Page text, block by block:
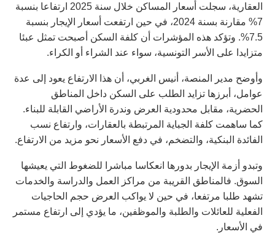
العقارية، سجلت أسعار المساكن خلال سنة 2025 ارتفاعا بنسبة
7% مقارنة بسنة 2024، في حين ارتفعت أسعار الإيجار بنسبة
7.5%. وتؤكد هذه المؤشرات أن كلفة السكن أصبحت تمثل عبئا
متزايدا على الأسر التونسية، سواء عند الشراء أو الكراء.
وأوضح مدير المنصة، أنيس الغربي، أن هذا الارتفاع يعود إلى عدة
عوامل، أبرزها تزايد الطلب على السكن داخل المناطق
الحضرية، مقابل محدودية العرض وندرة الأراضي القابلة للبناء.
كما ساهمت كلفة الجباية المرتبطة بالعقارات، وارتفاع نسب
الفائدة البنكية، والتضخم، في دفع الأسعار نحو مزيد من الارتفاع.
وتبدو أزمة الإيجار بدورها انعكاسا مباشرا للضغوط التي يعيشها
السوق. فالمناطق القريبة من مراكز العمل والدراسة والخدمات
تشهد طلبا مرتفعا، في حين لا يواكب العرض حجم الحاجيات
الفعلية للعائلات والطلبة والموظفين، ما يؤدي إلى ارتفاع مستمر
في الأسعار.